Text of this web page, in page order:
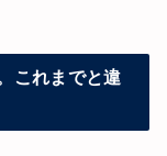
これまでと違